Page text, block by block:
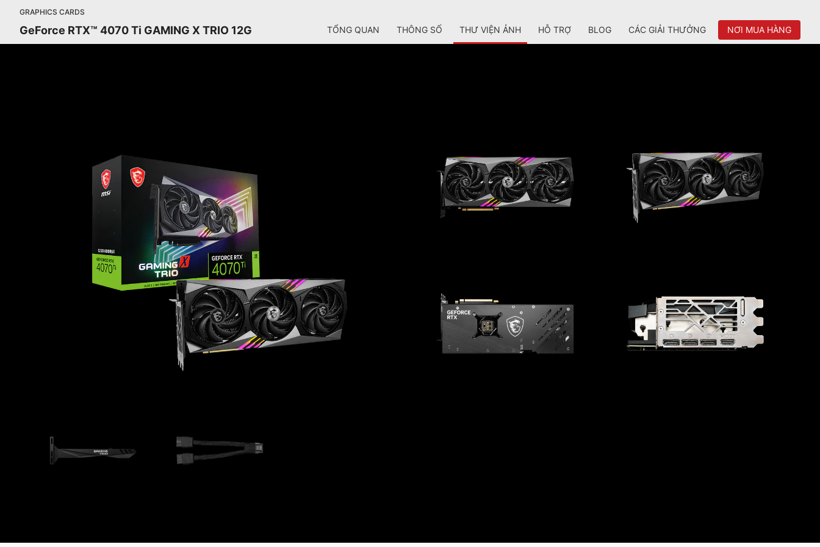
GRAPHICS CARDS
GeForce RTX™ 4070 Ti GAMING X TRIO 12G TỔNG QUAN THÔNG SỐ THƯ VIỆN ẢNH HỖ TRỢ BLOG CÁC GIẢI THƯỞNG NƠI MUA HÀNG